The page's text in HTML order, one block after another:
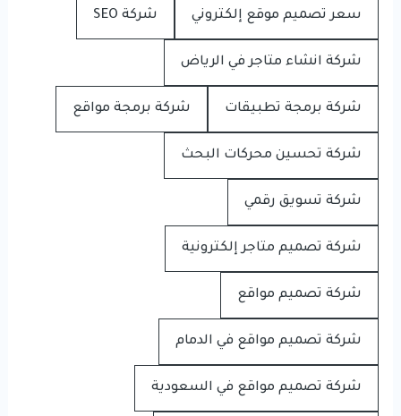
سعر تصميم موقع إلكتروني شركة SEO
شركة انشاء متاجر في الرياض
شركة برمجة تطبيقات شركة برمجة مواقع
شركة تحسين محركات البحث
شركة تسويق رقمي
شركة تصميم متاجر إلكترونية
شركة تصميم مواقع
شركة تصميم مواقع في الدمام
شركة تصميم مواقع في السعودية